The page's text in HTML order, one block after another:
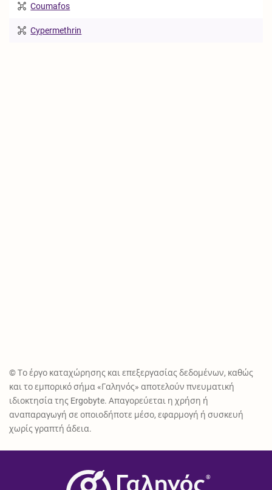
Coumafos
Cypermethrin
© Το έργο καταχώρησης και επεξεργασίας δεδομένων, καθώς
και το εμπορικό σήμα «Γαληνός» αποτελούν πνευματική
ιδιοκτησία της Ergobyte. Απαγορεύεται η χρήση ή
αναπαραγωγή σε οποιοδήποτε μέσο, εφαρμογή ή συσκευή
χωρίς γραπτή άδεια.
®